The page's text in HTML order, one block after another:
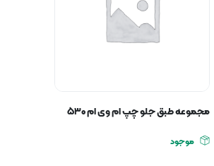
مجموعه طبق جلو چپ ام وی ام ۵۳۰
موجود